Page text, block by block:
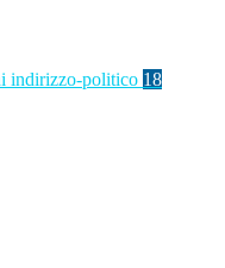
indirizzo-politico 18